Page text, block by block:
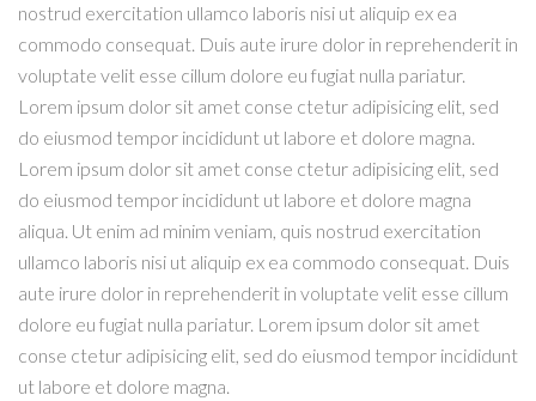
nostrud exercitation ullamco laboris nisi ut aliquip ex ea
commodo consequat. Duis aute irure dolor in reprehenderit in
voluptate velit esse cillum dolore eu fugiat nulla pariatur.
Lorem ipsum dolor sit amet conse ctetur adipisicing elit, sed
do eiusmod tempor incididunt ut labore et dolore magna.
Lorem ipsum dolor sit amet conse ctetur adipisicing elit, sed
do eiusmod tempor incididunt ut labore et dolore magna
aliqua. Ut enim ad minim veniam, quis nostrud exercitation
ullamco laboris nisi ut aliquip ex ea commodo consequat. Duis
aute irure dolor in reprehenderit in voluptate velit esse cillum
dolore eu fugiat nulla pariatur. Lorem ipsum dolor sit amet
conse ctetur adipisicing elit, sed do eiusmod tempor incididunt
ut labore et dolore magna.